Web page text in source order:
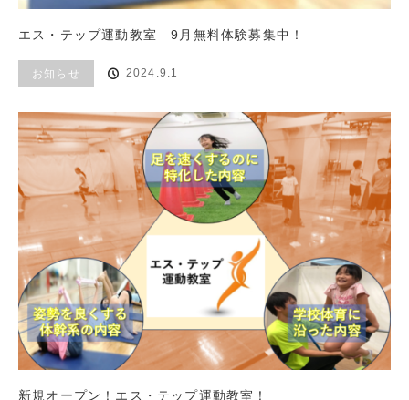
エス・テップ運動教室 9月無料体験募集中！
お知らせ 2024.9.1
新規オープン！エス・テップ運動教室！